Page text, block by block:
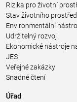
Rizika pro životní
Stav životního
Environmentální
Udržitelný rozvoj
Ekonomické nástroje
JES
Veřejné zakázky
Snadné čtení
Úřad